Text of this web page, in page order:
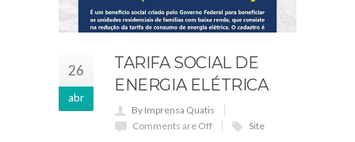
26
abr
TARIFA SOCIAL DE
ENERGIA ELÉTRICA
By Imprensa Quatis
Comments are Off
Site